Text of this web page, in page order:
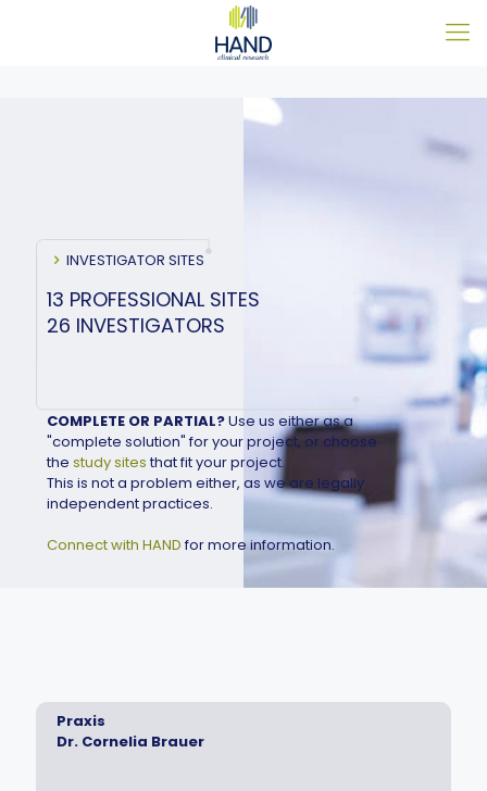
INVESTIGATOR SITES
13 PROFESSIONAL SITES
26 INVESTIGATORS
COMPLETE OR PARTIAL?Use us either as a
"complete solution" for your project, or choose
the study sitesthat fit your project.
This is not a problem either, as we are legally
independent practices.
Connect with HANDfor more information.
Praxis
Dr. Cornelia Brauer